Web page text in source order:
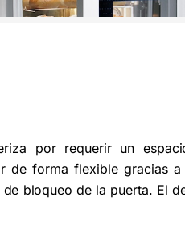
por requerir un
de forma flexible gracias
bloqueo de la puerta. El